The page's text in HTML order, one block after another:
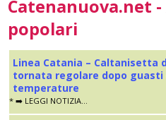
Catenanuova.net
popolari
Linea Catania – Caltanisetta
tornata regolare dopo
temperature
* ➡️ LEGGI NOTIZIA...